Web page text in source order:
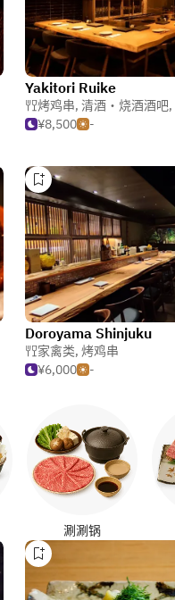
Yakitori Ruike
烤鸡串, 清酒・烧酒酒吧,
¥8,500
-
Doroyama Shinjuku
家禽类, 烤鸡串
¥6,000
-
涮涮锅